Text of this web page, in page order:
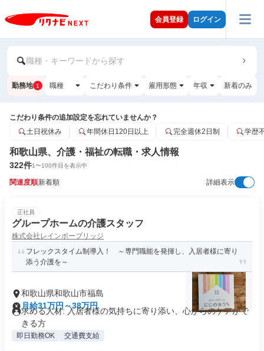
会員登録 ログイン
職種・キーワードから探す
勤務地 1 職種 こだわり条件 雇用形態 年収 新着のみ
こだわり条件の追加設定を忘れていませんか？
土日祝休み
年間休日120日以上 完全週休2日制 学歴
和歌山県、介護・福祉の転職・求人情報
322件1〜100件目を表示中
関連度順新着順 詳細表示
正社員
グループホームの介護スタッフ
株式会社レインボーブリッジ
フレックスタイム制導入！ ～専門職能を発揮し、入居者様に寄り
添う介護を～
和歌山県和歌山市福島
月給31万円～38万円
求める人材: 入居者様の気持ちに寄り添い、心からのケアがで
きる方
即日勤務OK 交通費支給